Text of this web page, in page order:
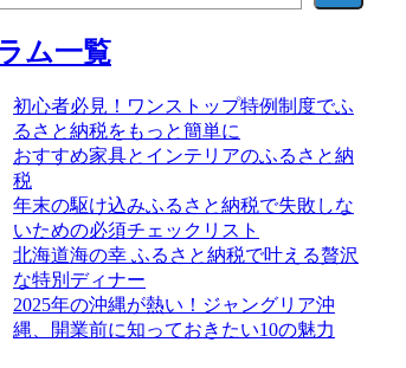
ム一覧
初心者必見！ワンストップ特例制度でふ
るさと納税をもっと簡単に
おすすめ家具とインテリアのふるさと納
税
年末の駆け込みふるさと納税で失敗しな
いための必須チェックリスト
北海道海の幸 ふるさと納税で叶える贅沢
な特別ディナー
2025年の沖縄が熱い！ジャングリア沖
縄、開業前に知っておきたい10の魅力